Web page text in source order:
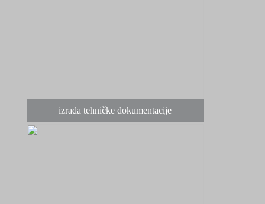
izrada tehničke dokumentacije